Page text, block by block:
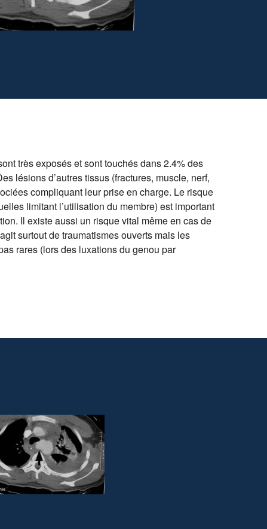
très exposés et sont touchés dans 2.4% des
lésions d’autres tissus (fractures, muscle, nerf,
compliquant leur prise en charge. Le risque
limitant l’utilisation du membre) est important
Il existe aussi un risque vital même en cas de
surtout de traumatismes ouverts mais les
rares (lors des luxations du genou par